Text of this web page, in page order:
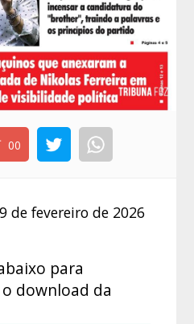
00
de fevereiro de 2026
para
download da